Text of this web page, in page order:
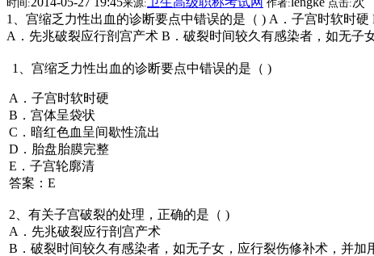
时间: 来源: 作者: 点击:
1、宫缩乏力性出血的诊断要点中错误的是（ ) A．子宫时软时
A．先兆破裂应行剖宫产术 B．破裂时间较久有感染者，如无子
1、宫缩乏力性出血的诊断要点中错误的是（ )
A．子宫时软时硬
B．宫体呈袋状
C．暗红色血呈间歇性流出
D．胎盘胎膜完整
E．子宫轮廓清
答案：E
2、有关子宫破裂的处理，正确的是（ )
A．先兆破裂应行剖宫产术
B．破裂时间较久有感染者，如无子女，应行裂伤修补术，并加